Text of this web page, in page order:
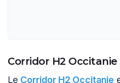
Corridor H2 Occitanie
Le Corridor H2 Occitanie